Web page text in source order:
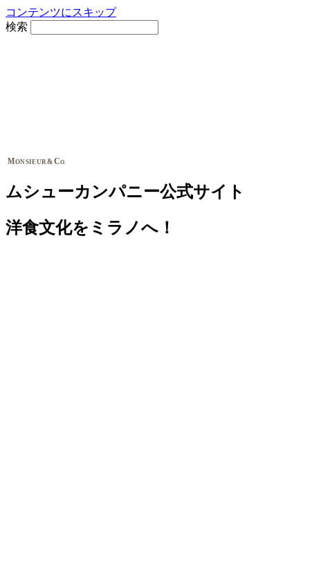
コンテンツにスキップ
検索
MONSIEUR&CO.
ムシューカンパニー公式サイト
洋食文化をミラノへ！